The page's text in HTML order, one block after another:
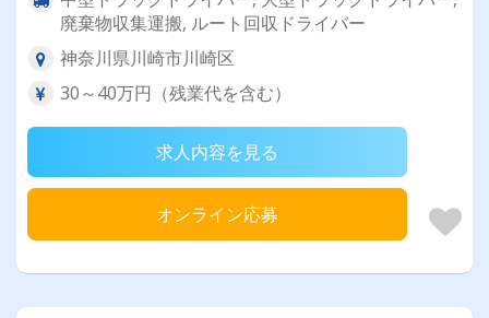
廃棄物収集運搬, ルート回収ドライバー
神奈川県川崎市川崎区
30～40万円（残業代を含む）
求人内容を見る
オンライン応募